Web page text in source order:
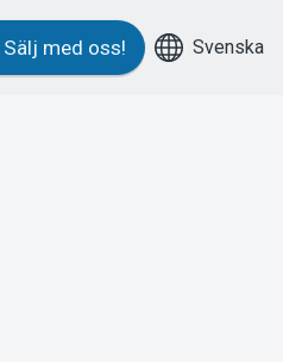
Sälj med oss! Svenska